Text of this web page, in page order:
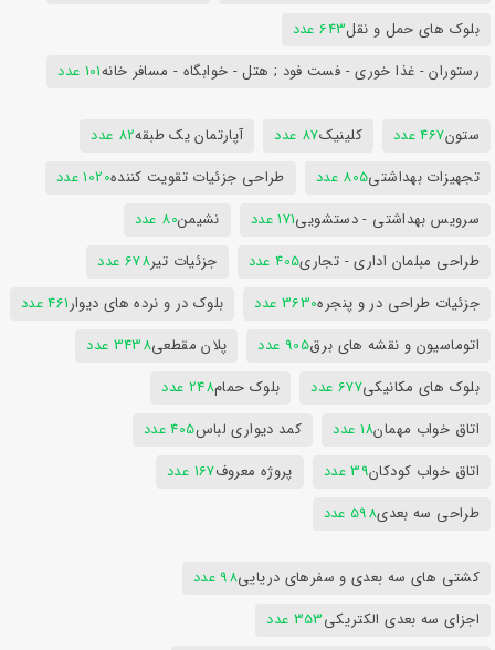
بلوک های حمل و نقل643 عدد
رستوران - غذا خوری - فست فود ; هتل - خوابگاه - مسافر خانه101 عدد
ستون467 عدد کلینیک87 عدد آپارتمان یک طبقه82 عدد
تجهیزات بهداشتی805 عدد طراحی جزئیات تقویت کننده1020 عدد
سرویس بهداشتی - دستشویی171 عدد نشیمن80 عدد
طراحی مبلمان اداری - تجاری405 عدد جزئیات تیر678 عدد
جزئیات طراحی در و پنجره3630 عدد بلوک در و نرده های دیوار461 عدد
اتوماسیون و نقشه های برق905 عدد پلان مقطعی3438 عدد
بلوک های مکانیکی677 عدد بلوک حمام248 عدد
اتاق خواب مهمان18 عدد کمد دیواری لباس405 عدد
اتاق خواب کودکان39 عدد پروژه معروف167 عدد
طراحی سه بعدی598 عدد
کشتی های سه بعدی و سفرهای دریایی98 عدد
اجزای سه بعدی الکتریکی353 عدد